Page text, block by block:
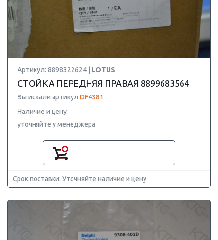
Артикул: 8898322624 | LOTUS
СТОЙКА ПЕРЕДНЯЯ ПРАВАЯ 8899683564
Вы искали артикул DF4381
Наличие и цену
уточняйте у менеджера
Срок поставки: Уточняйте наличие и цену